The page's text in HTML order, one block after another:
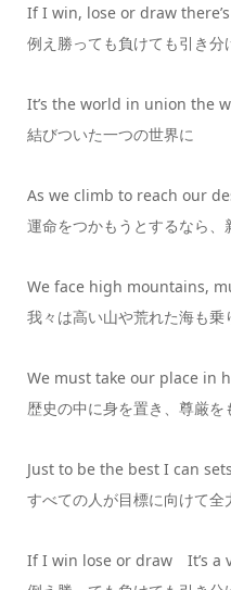
If I win, lose or draw
例え勝っても負けても引き
It’s the world in union the
結びついた一つの世界に
As we climb to reach our
運命をつかもうとするなら、
We face high mountains,
我々は高い山や荒れた海も
We must take our place in
歴史の中に身を置き、尊厳
Just to be the best I can
すべての人が目標に向けて全
If I win lose or draw It’s a